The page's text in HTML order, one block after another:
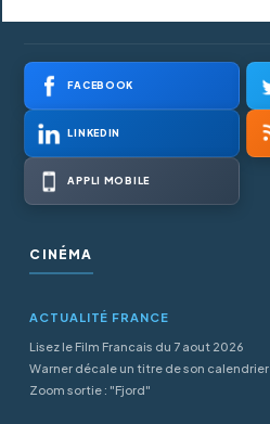
FACEBOOK
LINKEDIN
APPLI MOBILE
CINÉMA
ACTUALITÉ FRANCE
Lisez le Film Francais du 7 aout 2026
Warner décale un titre de son calendrier
Zoom sortie : "Fjord"